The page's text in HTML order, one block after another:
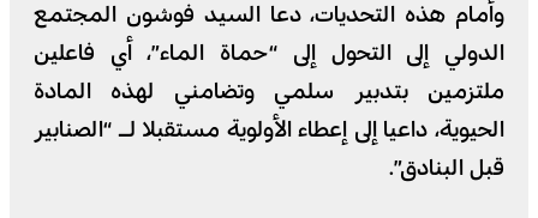
وأمام هذه التحديات، دعا السيد فوشون المجتمع
الدولي إلى التحول إلى “حماة الماء”، أي فاعلين
ملتزمين بتدبير سلمي وتضامني لهذه المادة
الحيوية، داعيا إلى إعطاء الأولوية مستقبلا لـ “الصنابير
قبل البنادق”.